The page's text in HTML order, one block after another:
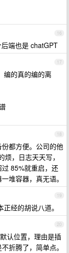
16
后端也是 chatGPT
17
编的真的编的离
18
都方便。公司的他
，日志天天写，
85%就重启，还
堆容器，真无语。
19
经的胡说八道。
20
认位置，理由是插
折腾了，简单点。